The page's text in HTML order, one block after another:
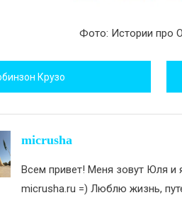
Фото: Истории про
Крузо
micrusha
Всем привет! Меня зовут Юля и
micrusha.ru =) Люблю жизнь,